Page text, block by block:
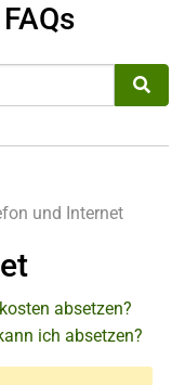
und Internet
absetzen?
ich absetzen?